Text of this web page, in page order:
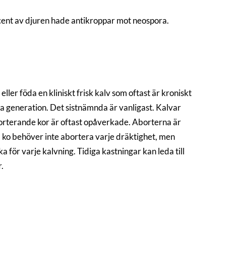
av djuren hade antikroppar mot neospora.
föda en kliniskt frisk kalv som oftast är kroniskt
generation. Det sistnämnda är vanligast. Kalvar
kor är oftast opåverkade. Aborterna är
behöver inte abortera varje dräktighet, men
för varje kalvning. Tidiga kastningar kan leda till